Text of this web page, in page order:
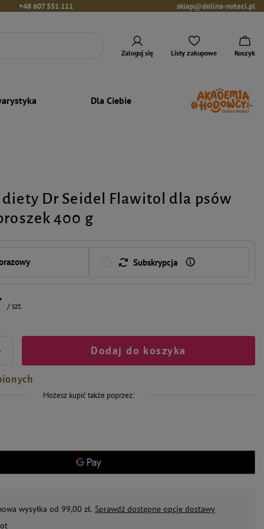
+48 607 551 111 sklep@dolina-noteci.pl
Zaloguj się Listy zakupowe Koszyk
Dla Ciebie
Dr Seidel Flawitol dla psów
400 g
Subskrypcja
/szt.
Dodaj do koszyka
Możesz kupić także poprzez:
wysyłka od 99,00 zł. Sprawdź dostępne opcje dostawy